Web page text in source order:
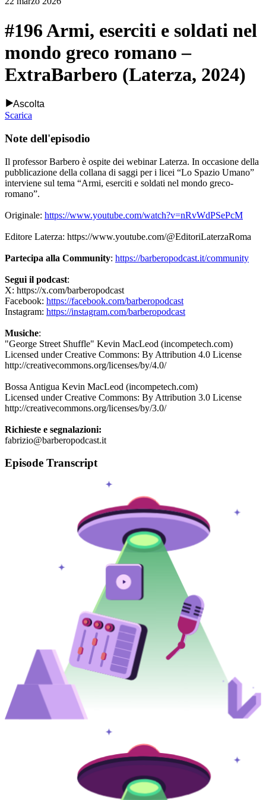
#196 Armi, eserciti e soldati nel
mondo greco romano –
ExtraBarbero (Laterza, 2024)
Ascolta
Scarica
Note dell'episodio
Il professor Barbero è ospite dei webinar Laterza. In occasione della
pubblicazione della collana di saggi per i licei “Lo Spazio Umano”
interviene sul tema “Armi, eserciti e soldati nel mondo greco-
romano”.
Originale: https://www.youtube.com/watch?v=nRvWdPSePcM
Editore Laterza: https://www.youtube.com/@EditoriLaterzaRoma
Partecipa alla Community: https://barberopodcast.it/community
Segui il podcast:
X: https://x.com/barberopodcast
Facebook: https://facebook.com/barberopodcast
Instagram: https://instagram.com/barberopodcast
Musiche:
"George Street Shuffle" Kevin MacLeod (incompetech.com)
Licensed under Creative Commons: By Attribution 4.0 License
http://creativecommons.org/licenses/by/4.0/
Bossa Antigua Kevin MacLeod (incompetech.com)
Licensed under Creative Commons: By Attribution 3.0 License
http://creativecommons.org/licenses/by/3.0/
Richieste e segnalazioni:
fabrizio@barberopodcast.it
Episode Transcript